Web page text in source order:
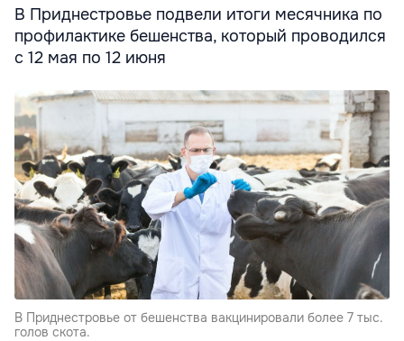
В Приднестровье подвели итоги месячника по
профилактике бешенства, который проводился
с 12 мая по 12 июня
В Приднестровье от бешенства вакцинировали более 7 тыс.
голов скота.